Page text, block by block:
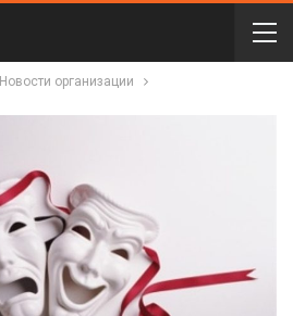
Новости организации